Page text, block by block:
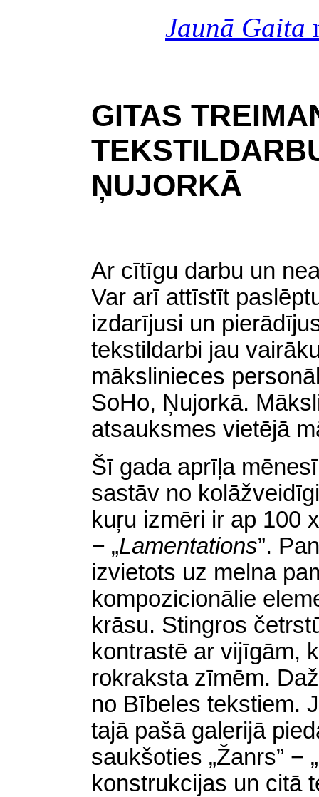
Jaunā Gaita
GITAS
ŅUJORKĀ
Ar cītīgu darbu un
Var arī attīstīt
izdarījusi un
tekstildarbi jau
mākslinieces
SoHo, Ņujorkā.
atsauksmes vietējā
Šī gada aprīļa
sastāv no
kuŗu izmēri ir ap 100
− „Lamentations”.
izvietots uz melna
kompozicionālie
krāsu. Stingros
kontrastē ar vijīgām,
rokraksta zīmēm.
no Bībeles tekstiem.
tajā pašā galerijā
saukšoties „Žanrs” − „
konstrukcijas un citā